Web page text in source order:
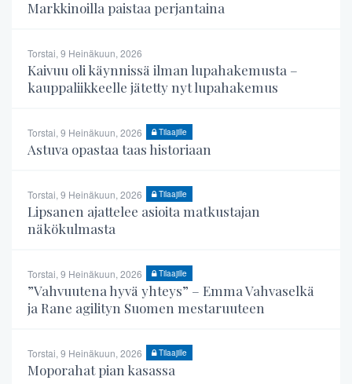
Markkinoilla paistaa perjantaina
Torstai, 9 Heinäkuun, 2026
Kaivuu oli käynnissä ilman lupahakemusta –
kauppaliikkeelle jätetty nyt lupahakemus
Torstai, 9 Heinäkuun, 2026 Tilaajille
Astuva opastaa taas historiaan
Torstai, 9 Heinäkuun, 2026 Tilaajille
Lipsanen ajattelee asioita matkustajan
näkökulmasta
Torstai, 9 Heinäkuun, 2026 Tilaajille
”Vahvuutena hyvä yhteys” – Emma Vahvaselkä
ja Rane agilityn Suomen mestaruuteen
Torstai, 9 Heinäkuun, 2026 Tilaajille
Moporahat pian kasassa